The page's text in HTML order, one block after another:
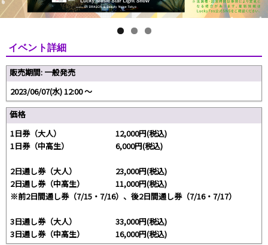
イベント詳細
販売期間: 一般発売
2023/06/07(水) 12:00 〜
価格
1日券（大人） 12,000円(税込)
1日券（中高生） 6,000円(税込)
2日通し券（大人） 23,000円(税込)
2日通し券（中高生） 11,000円(税込)
※前2日間通し券（7/15・7/16）、後2日間通し券（7/16・7/17）
3日通し券（大人） 33,000円(税込)
3日通し券（中高生） 16,000円(税込)